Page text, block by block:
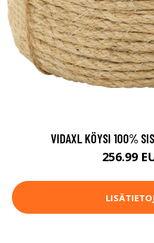
VIDAXL KÖYSI 100%
256.99